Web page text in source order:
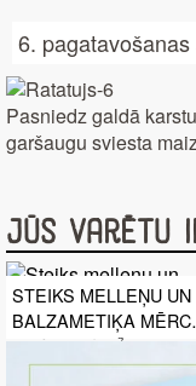
6.
Pasniedz galdā
garšaugu sviesta
Jūs varētu
STEIKS MELLEŅU UN
BALZAMETIĶA
AR KOREJIEŠU
SALĀTIEM